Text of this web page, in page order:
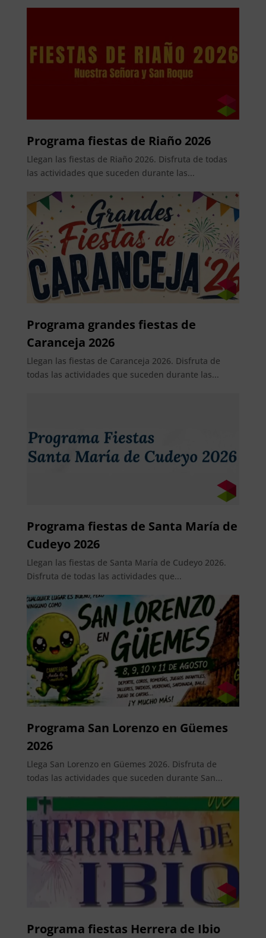
Programa fiestas de Riaño 2026
Llegan las fiestas de Riaño 2026. Disfruta de todas
las actividades que suceden durante las...
Programa grandes fiestas de
Caranceja 2026
Llegan las fiestas de Caranceja 2026. Disfruta de
todas las actividades que suceden durante las...
Programa fiestas de Santa María de
Cudeyo 2026
Llegan las fiestas de Santa María de Cudeyo 2026.
Disfruta de todas las actividades que...
Programa San Lorenzo en Güemes
2026
Llega San Lorenzo en Güemes 2026. Disfruta de
todas las actividades que suceden durante San...
Programa fiestas Herrera de Ibio